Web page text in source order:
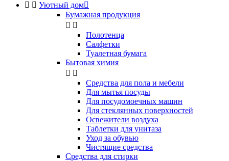
  Уютный дом
Бумажная продукция
 
Полотенца
Салфетки
Туалетная бумага
Бытовая химия
 
Cредства для пола и мебели
Для мытья посуды
Для посудомоечных машин
Для стеклянных поверхностей
Освежители воздуха
Таблетки для унитаза
Уход за обувью
Чистящие средства
Средства для стирки